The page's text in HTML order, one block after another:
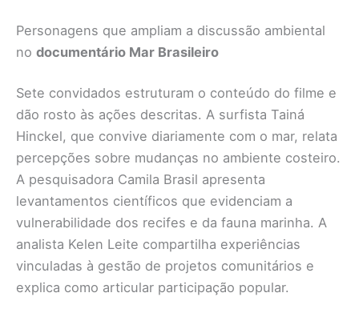
Personagens que ampliam a discussão ambiental
no documentário Mar Brasileiro
Sete convidados estruturam o conteúdo do filme e
dão rosto às ações descritas. A surfista Tainá
Hinckel, que convive diariamente com o mar, relata
percepções sobre mudanças no ambiente costeiro.
A pesquisadora Camila Brasil apresenta
levantamentos científicos que evidenciam a
vulnerabilidade dos recifes e da fauna marinha. A
analista Kelen Leite compartilha experiências
vinculadas à gestão de projetos comunitários e
explica como articular participação popular.